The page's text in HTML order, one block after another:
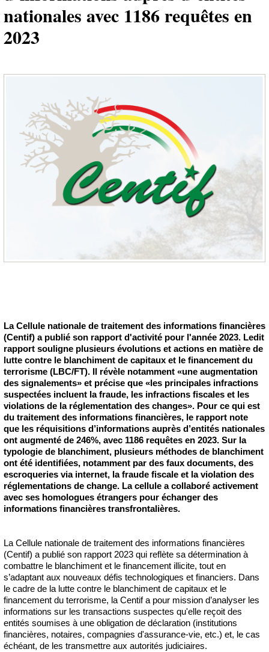
nationales avec 1186 requêtes en
2023
La Cellule nationale de traitement des informations financières
(Centif) a publié son rapport d'activité pour l'année 2023. Ledit
rapport souligne plusieurs évolutions et actions en matière de
lutte contre le blanchiment de capitaux et le financement du
terrorisme (LBC/FT). Il révèle notamment «une augmentation
des signalements» et précise que «les principales infractions
suspectées incluent la fraude, les infractions fiscales et les
violations de la réglementation des changes». Pour ce qui est
du traitement des informations financières, le rapport note
que les réquisitions d’informations auprès d’entités nationales
ont augmenté de 246%, avec 1186 requêtes en 2023. Sur la
typologie de blanchiment, plusieurs méthodes de blanchiment
ont été identifiées, notamment par des faux documents, des
escroqueries via internet, la fraude fiscale et la violation des
réglementations de change. La cellule a collaboré activement
avec ses homologues étrangers pour échanger des
informations financières transfrontalières.
La Cellule nationale de traitement des informations financières
(Centif) a publié son rapport 2023 qui reflète sa détermination à
combattre le blanchiment et le financement illicite, tout en
s’adaptant aux nouveaux défis technologiques et financiers. Dans
le cadre de la lutte contre le blanchiment de capitaux et le
financement du terrorisme, la Centif a pour mission d’analyser les
informations sur les transactions suspectes qu'elle reçoit des
entités soumises à une obligation de déclaration (institutions
financières, notaires, compagnies d'assurance-vie, etc.) et, le cas
échéant, de les transmettre aux autorités judiciaires.